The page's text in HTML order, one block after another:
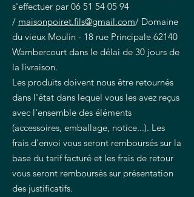
s'effectuer par 06 51 54 05 94
/ maisonpoiret.fils@gmail.com/ Domaine
du vieux Moulin - 18 rue Principale 62140
Wambercourt dans le délai de 30 jours de
la livraison.
Les produits doivent nous être retournés
dans l'état dans lequel vous les avez reçus
avec l'ensemble des éléments
(accessoires, emballage, notice...). Les
frais d'envoi vous seront remboursés sur la
base du tarif facturé et les frais de retour
vous seront remboursés sur présentation
des justificatifs.